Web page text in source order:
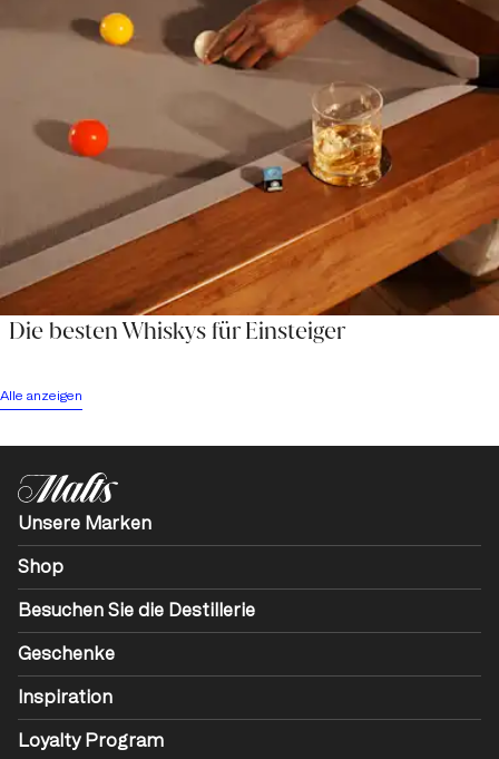
Die besten Whiskys für Einsteiger
Alle anzeigen
Unsere Marken
Shop
Besuchen Sie die Destillerie
Geschenke
Inspiration
Loyalty Program